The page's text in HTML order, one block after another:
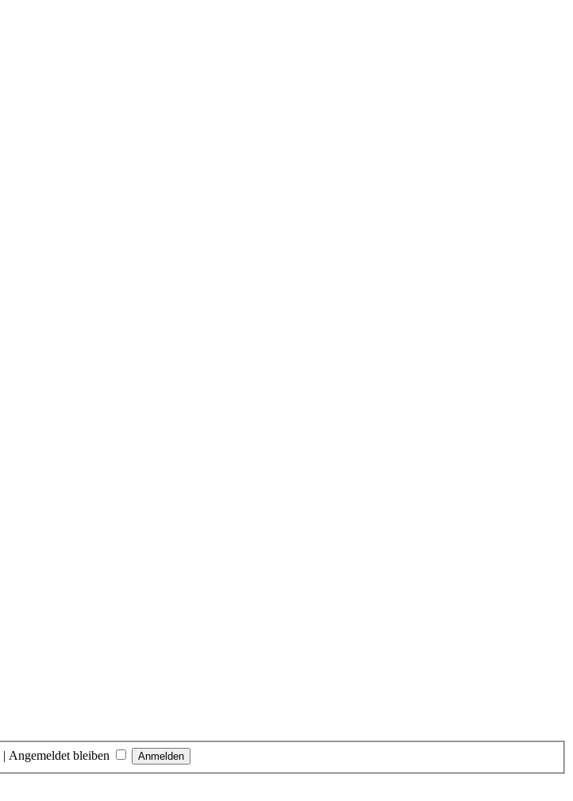
| Angemeldet bleiben